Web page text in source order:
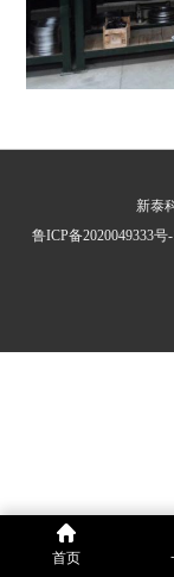
新泰
鲁ICP备2020049333号-
首页